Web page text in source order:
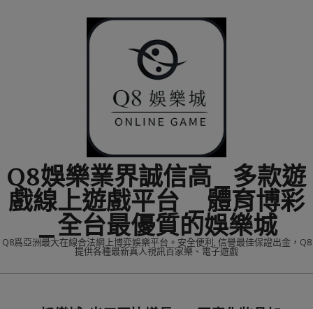
Q8娛樂業界誠信高_多款遊
戲線上遊戲平台 _體育博彩
_全台最優質的娛樂城
Q8爲亞洲最大在線合法網上博弈娛樂平台。安全便利, 信譽最佳保證出金，Q8
提供各種最新真人視訊百家樂、電子遊戲